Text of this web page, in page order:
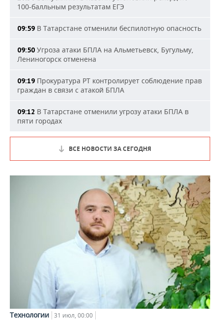
100-балльным результатам ЕГЭ
09:59 В Татарстане отменили беспилотную опасность
09:50 Угроза атаки БПЛА на Альметьевск, Бугульму,
Лениногорск отменена
09:19 Прокуратура РТ контролирует соблюдение прав
граждан в связи с атакой БПЛА
09:12 В Татарстане отменили угрозу атаки БПЛА в
пяти городах
ВСЕ НОВОСТИ ЗА СЕГОДНЯ
Технологии 31 июл, 00:00